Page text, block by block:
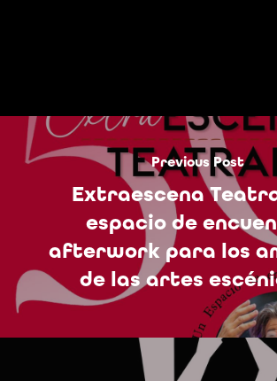
Previous Post
Extraescena
espacio de
afterwork para los
de las artes